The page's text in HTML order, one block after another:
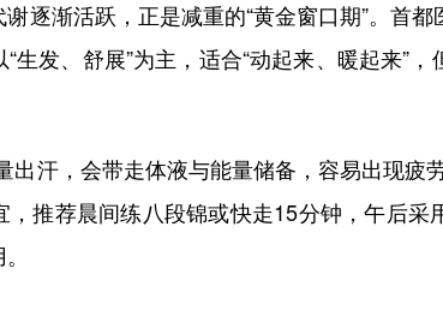
渐活跃，正是减重的“黄金窗口期”。首都
生发、舒展”为主，适合“动起来、暖起来”
汗，会带走体液与能量储备，容易出现疲
，推荐晨间练八段锦或快走15分钟，午后采